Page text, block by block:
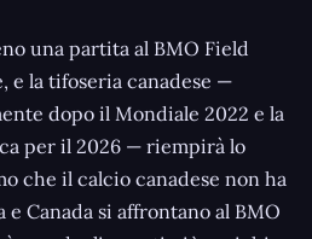
una partita al BMO Field
e la tifoseria canadese —
dopo il Mondiale 2022 e la
per il 2026 — riempirà lo
che il calcio canadese non ha
Canada si affrontano al BMO